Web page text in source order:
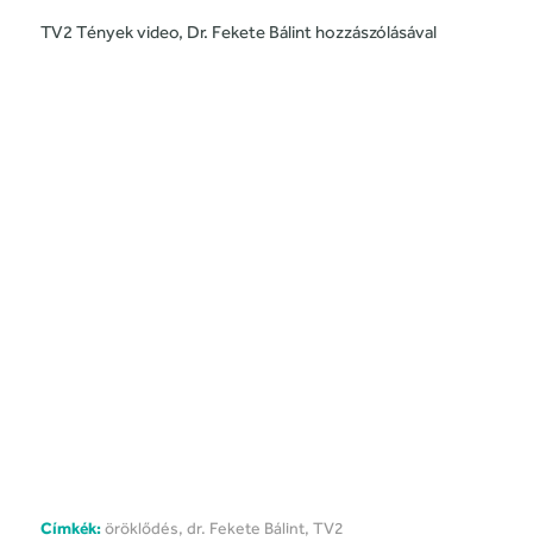
TV2 Tények video, Dr. Fekete Bálint hozzászólásával
Címkék: öröklődés, dr. Fekete Bálint, TV2